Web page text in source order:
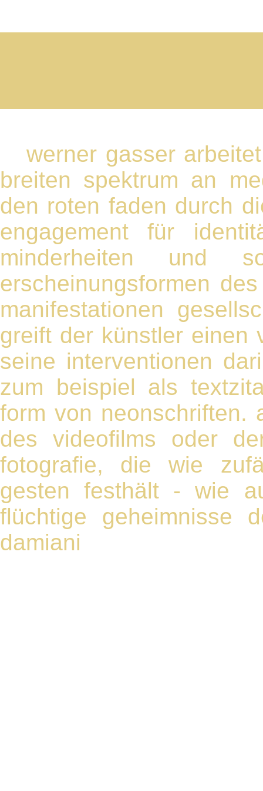
werner gasser
breiten spektrum an
den roten faden durch
engagement für
minderheiten und
erscheinungsformen
manifestationen
greift der künstler einen
seine interventionen
zum beispiel als
form von neonschriften.
des videofilms oder
fotografie, die wie
gesten festhält - wie
flüchtige geheimnisse
damiani